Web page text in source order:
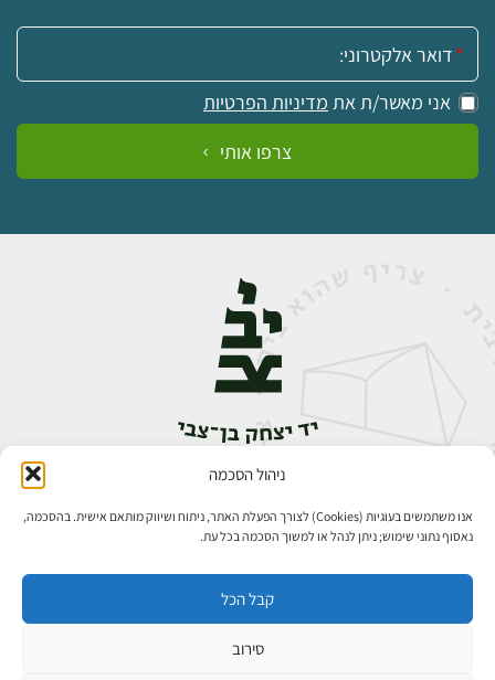
ניהול הסכמה
אנו משתמשים בעוגיות (Cookies) לצורך הפעלת האתר, ניתוח ושיווק מותאם אישית. בהסכמה,
נאסוף נתוני שימוש; ניתן לנהל או למשוך הסכמה בכל עת.
קבל הכל
סירוב
אימייל:
אני מאשר/ת את מדיניות הפרטיות
צרפו אותי
אבן גבירול 14, רחביה, ירושלים